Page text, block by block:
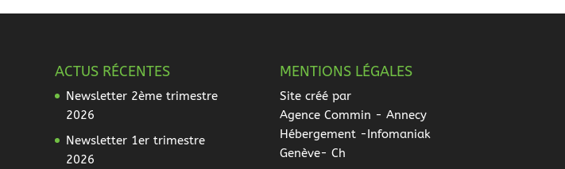
ACTUS RÉCENTES
Newsletter 2ème trimestre
2026
Newsletter 1er trimestre
2026
MENTIONS LÉGALES
Site créé par
Agence Commin - Annecy
Hébergement -Infomaniak
Genève- Ch